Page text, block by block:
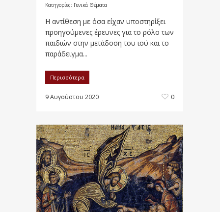
Κατηγορίες: Γενικά Θέματα
Η αντίθεση με όσα είχαν υποστηρίξει
προηγούμενες έρευνες για το ρόλο των
παιδιών στην μετάδοση του ιού και το
παράδειγμα...
Περισσότερα
9 Αυγούστου 2020 0